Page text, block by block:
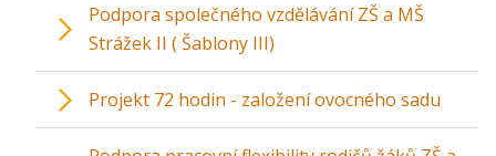
Podpora společného vzdělávání ZŠ a MŠ
Strážek II ( Šablony III)
Projekt 72 hodin - založení ovocného sadu